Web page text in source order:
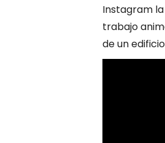
Instagram
trabajo
de un